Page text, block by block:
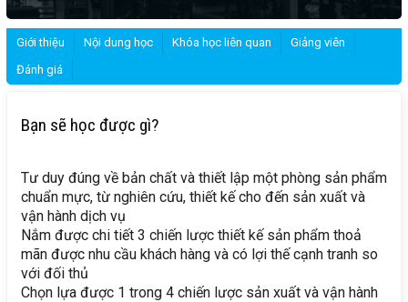
Giới thiệu Nội dung học Khóa học liên quan
Giảng viên
Đánh giá
Bạn sẽ học được gì?
Tư duy đúng về bản chất và thiết lập một phòng sản phẩm
chuẩn mực, từ nghiên cứu, thiết kế cho đến sản xuất và
vận hành dịch vụ
Nắm được chi tiết 3 chiến lược thiết kế sản phẩm thoả
mãn được nhu cầu khách hàng và có lợi thế cạnh tranh so
với đối thủ
Chọn lựa được 1 trong 4 chiến lược sản xuất và vận hành